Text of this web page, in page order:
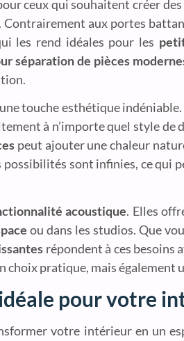
ceux qui souhaitent créer des
Contrairement aux portes
les rend idéales pour les
séparation de pièces
touche esthétique
à n’importe quel style
peut ajouter une chaleur
sont infinies, ce qui
acoustique. Elles
ou dans les studios. Que
répondent à ces besoins
choix pratique, mais
pour votre
votre intérieur en un